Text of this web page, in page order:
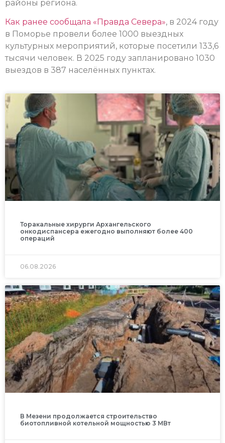
районы региона.
Как ранее сообщала «Правда Севера», в 2024 году
в Поморье провели более 1000 выездных
культурных мероприятий, которые посетили 133,6
тысячи человек. В 2025 году запланировано 1030
выездов в 387 населённых пунктах.
Торакальные хирурги Архангельского
онкодиспансера ежегодно выполняют более 400
операций
06.08.2026
В Мезени продолжается строительство
биотопливной котельной мощностью 3 МВт